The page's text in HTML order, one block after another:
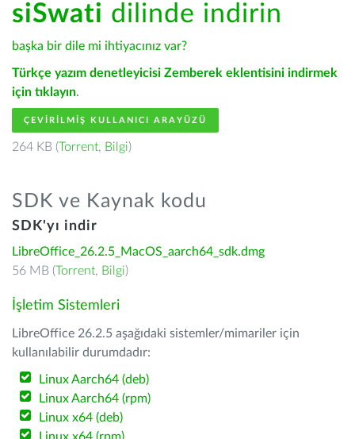
siSwati dilinde indirin
başka bir dile mi ihtiyacınız var?
Türkçe yazım denetleyicisi Zemberek eklentisini indirmek
için tıklayın.
ÇEVIRILMIŞ KULLANICI ARAYÜZÜ
264 KB (Torrent, Bilgi)
SDK ve Kaynak kodu
SDK'yı indir
LibreOffice_26.2.5_MacOS_aarch64_sdk.dmg
56 MB (Torrent, Bilgi)
İşletim Sistemleri
LibreOffice 26.2.5 aşağıdaki sistemler/mimariler için
kullanılabilir durumdadır:
Linux Aarch64 (deb)
Linux Aarch64 (rpm)
Linux x64 (deb)